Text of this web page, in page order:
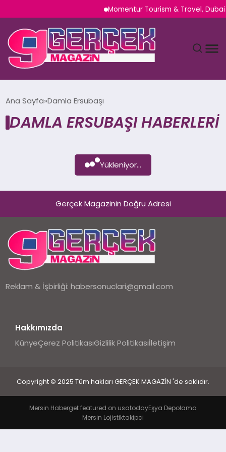
Momentur Tourism & Travel, Dubai
YAŞAM
EKONOMI
Ana Sayfa Damla Ersubaşı
DAMLA ERSUBAŞI HABERLERI
Yükleniyor...
Gerçek Magazinin Doğru Adresi
Reklam & İşbirliği:habersonuclari@gmail.com
Hakkımızda
KünyeÇerez PolitikasıGizlilik Politikasıİletişim
Copyright © 2025 Tüm hakları GERÇEK MAGAZİN 'de saklıdır.
Mersin Haberget featured on usatodayEşya Depolama
Mersin Lojistiktakipci